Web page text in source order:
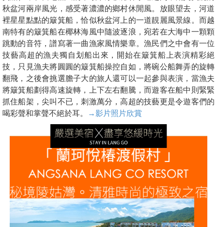
秋盆河兩岸風光，感受著濃濃的鄉村休閒風。放眼望去，河道
裡星星點點的簸箕船，恰似秋盆河上的一道靚麗風景線。而越
南特有的簸箕船在椰林海風中隨波逐浪，宛若在大海中一顆顆
跳動的音符，譜寫著一曲漁家風情樂章。漁民們之中會有一位
技藝高超的漁夫獨自划船出來，開始在簸箕船上表演精彩絕
技，只見漁夫將圓圓的簸箕船操控自如，將碗公船舞弄的旋轉
翻飛，之後會挑選膽子大的旅人還可以一起參與表演，當漁夫
將簸箕船劃得高速旋轉，上下左右翻騰，而遊客在船中則緊緊
抓住船架，尖叫不已，刺激萬分，高超的技藝更是令遊客們的
喝彩聲和掌聲不絕於耳。
→影片照片欣賞